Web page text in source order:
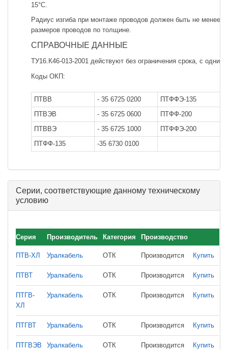
15°С.
Радиус изгиба при монтаже проводов должен быть не менее
размеров проводов по толщине.
СПРАВОЧНЫЕ ДАННЫЕ
ТУ16.К46-013-2001 действуют без ограничения срока, с одним
Коды ОКП:
ПТВВ - 35 6725 0200 ПТФФЭ-135
ПТВЭВ
- 35 6725 0600 ПТФФ-200
ПТВВЭ
- 35 6725 1000 ПТФФЭ-200
ПТФФ-135
-35 6730 0100
Серии, соответствующие данному техническому
условию
Серия Производитель Категория Производство
ПТВ-ХЛ Уралкабель ОТК Производится Купить
ПТВТ Уралкабель ОТК Производится Купить
ПТГВ-
ХЛ
Уралкабель ОТК Производится Купить
ПТГВТ Уралкабель ОТК Производится Купить
ПТГВЭВ Уралкабель ОТК Производится Купить